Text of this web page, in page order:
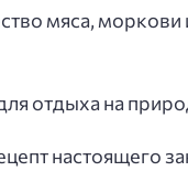
мяса,
отдыха на
настоящего